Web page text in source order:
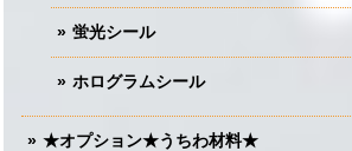
蛍光シール
ホログラムシール
★オプション★うちわ材料★